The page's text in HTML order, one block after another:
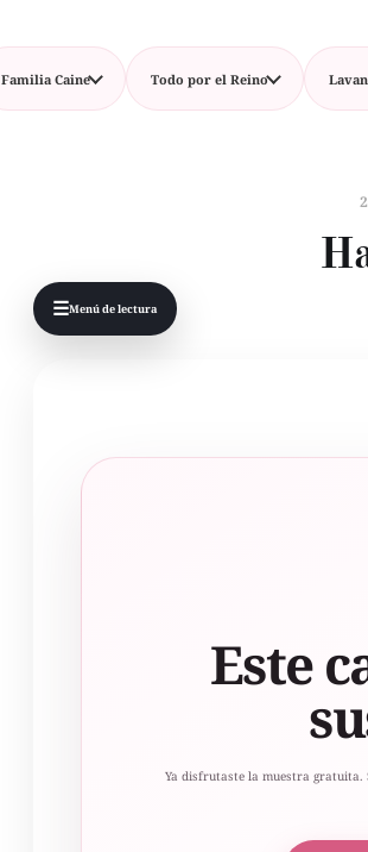
Familia Caine Todo por el Reino
☰Menú de lectura
Este
Ya disfrutaste la muestra gratuita.